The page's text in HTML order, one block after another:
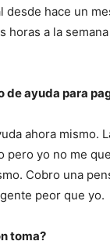
desde hace un
horas a la
de ayuda para
ahora mismo.
pero yo no me
Cobro una
peor que yo.
toma?